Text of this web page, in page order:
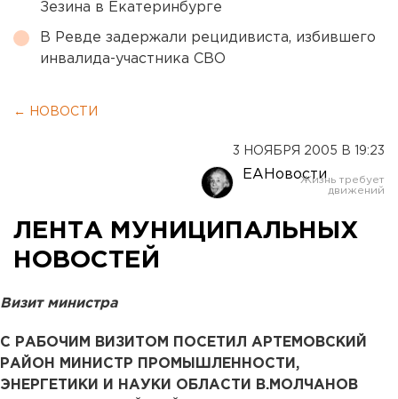
Зезина в Екатеринбурге
В Ревде задержали рецидивиста, избившего
инвалида-участника СВО
← НОВОСТИ
3 НОЯБРЯ 2005 В 19:23
ЕАНовости
ЛЕНТА МУНИЦИПАЛЬНЫХ
НОВОСТЕЙ
Визит министра
С РАБОЧИМ ВИЗИТОМ ПОСЕТИЛ АРТЕМОВСКИЙ
РАЙОН МИНИСТР ПРОМЫШЛЕННОСТИ,
ЭНЕРГЕТИКИ И НАУКИ ОБЛАСТИ В.МОЛЧАНОВ